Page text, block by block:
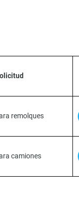
remolques
camiones